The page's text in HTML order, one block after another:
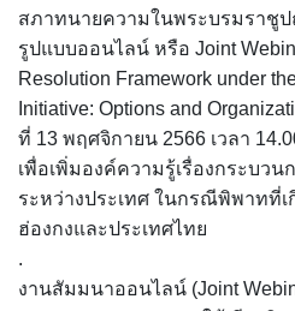
สภาทนายความในพระบรมราชู
รูปแบบออนไลน์ หรือ Joint
Resolution Framework under
Initiative: Options and
ที่ 13 พฤศจิกายน 2566 เวลา
เพื่อเพิ่มองค์ความรู้เรื่องกระบว
ระหว่างประเทศ ในกรณีพิพาทที่
ฮ่องกงและประเทศไทย
.
งานสัมมนาออนไลน์ (Joint